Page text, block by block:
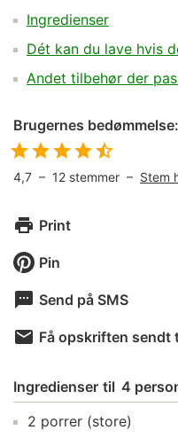
Ingredienser
Dét kan du lave hvis
Andet tilbehør der
Brugernes bedømmelse:
4,7 – 12 stemmer – Stem
Print
Pin
Send på SMS
Få opskriften sendt
Ingredienser til 4
2 porrer (store)